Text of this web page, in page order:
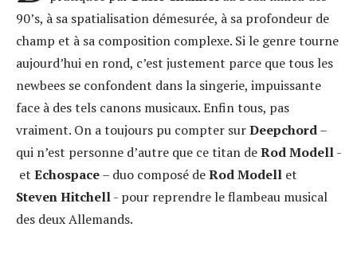
90’s, à sa spatialisation démesurée, à sa profondeur de
champ et à sa composition complexe. Si le genre tourne
aujourd’hui en rond, c’est justement parce que tous les
newbees se confondent dans la singerie, impuissante
face à des tels canons musicaux. Enfin tous, pas
vraiment. On a toujours pu compter surDeepchord–
qui n’est personne d’autre que ce titan deRod Modell-
et Echospace– duo composé deRod Modell et
Steven Hitchell- pour reprendre le flambeau musical
des deux Allemands.